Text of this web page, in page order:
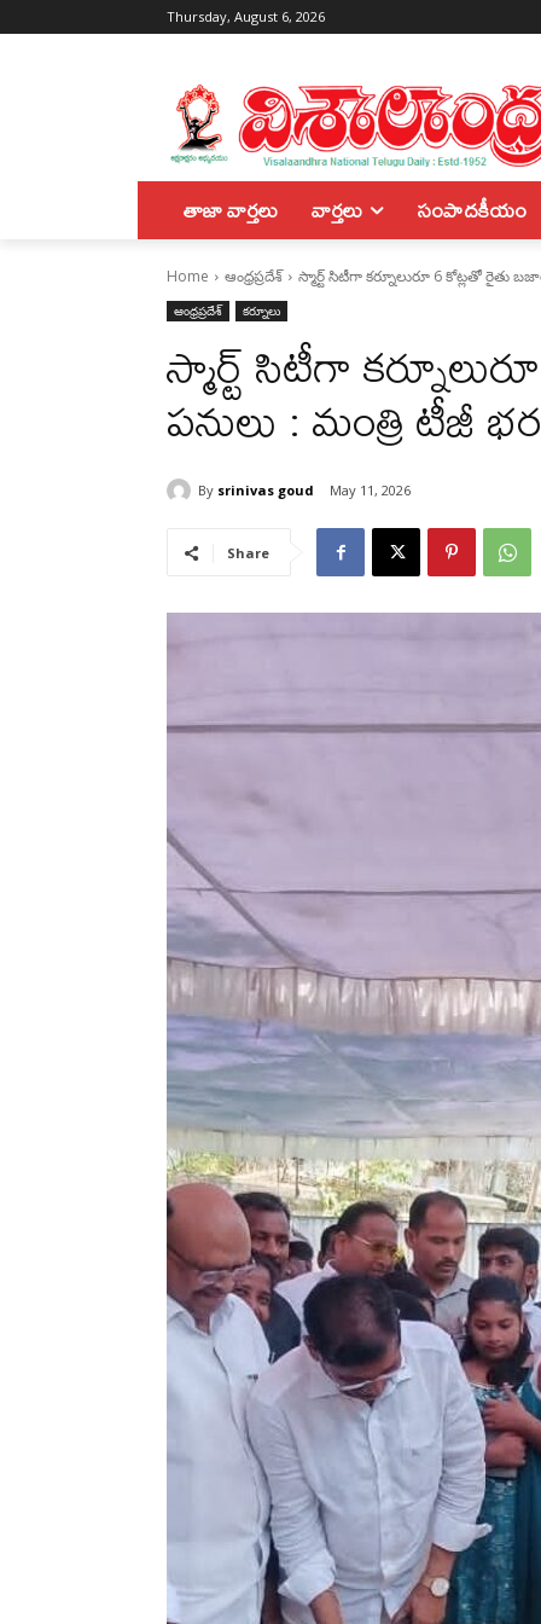
Thursday, August 6, 2026
తాజా వార్తలు వార్తలు సంపాదకీయం
Home ఆంధ్రప్రదేశ్ స్మార్ట్ సిటీగా కర్నూలురూ 6 కోట్లతో రైతు
ఆంధ్రప్రదేశ్ కర్నూలు
స్మార్ట్ సిటీగా
పనులు : మంత్రి టీజీ
By srinivas goud May 11, 2026
Share